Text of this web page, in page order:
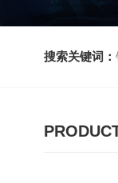
搜索关键词：